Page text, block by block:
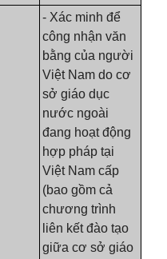
- Xác minh để
công nhận văn
bằng của người
Việt Nam do cơ
sở giáo dục
nước ngoài
đang hoạt động
hợp pháp tại
Việt Nam cấp
(bao gồm cả
chương trình
liên kết đào tạo
giữa cơ sở giáo